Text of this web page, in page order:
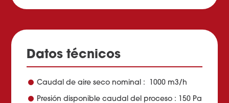
Datos técnicos
Caudal de aire seco nominal : 1000 m3/h
Presión disponible caudal del proceso : 150 Pa